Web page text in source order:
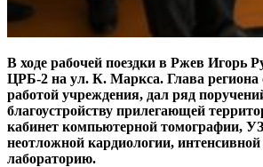
В ходе рабочей поездки в Ржев Игорь
ЦРБ-2 на ул. К. Маркса. Глава региона
работой учреждения, дал ряд
благоустройству прилегающей
кабинет компьютерной томографии,
неотложной кардиологии,
лабораторию.